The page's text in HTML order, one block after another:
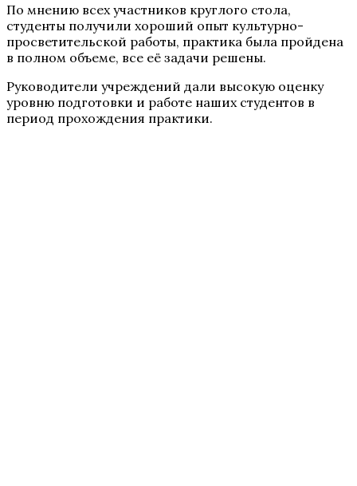
По мнению всех участников круглого стола,
студенты получили хороший опыт культурно-
просветительской работы, практика была пройдена
в полном объеме, все её задачи решены.
Руководители учреждений дали высокую оценку
уровню подготовки и работе наших студентов в
период прохождения практики.